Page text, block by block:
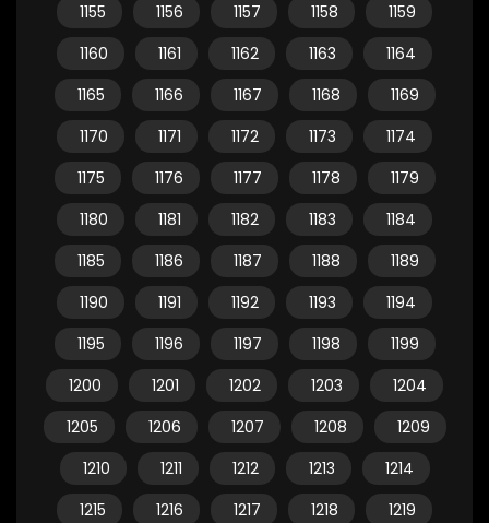
1155
1156 1157 1158
1159
1160
1161 1162 1163
1164
1165
1166 1167 1168
1169
1170
1171 1172 1173
1174
1175
1176 1177 1178
1179
1180
1181 1182 1183
1184
1185
1186 1187 1188
1189
1190
1191 1192 1193
1194
1195
1196 1197 1198
1199
1200
1201 1202 1203
1204
1205
1206 1207 1208
1209
1210
1211 1212 1213
1214
1215
1216 1217 1218
1219